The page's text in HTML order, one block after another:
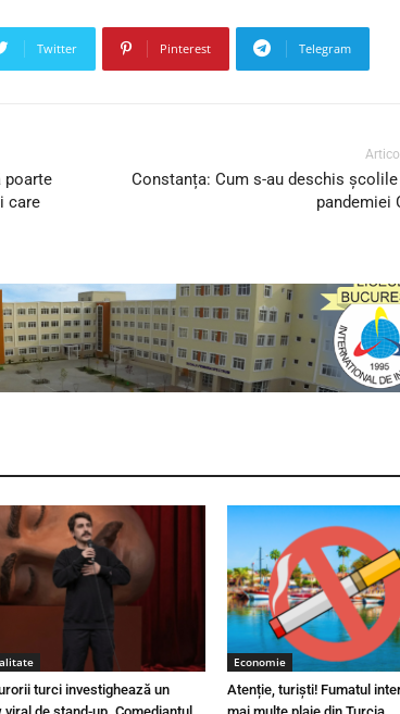
Twitter Pinterest Telegram
poarte
care
Constanța: Cum s-au deschis
pandemiei
turci investighează un
Economie
Atenție, turiști! Fumatul